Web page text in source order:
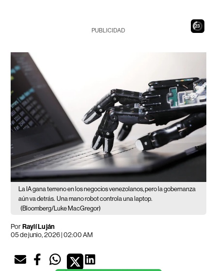
21
PUBLICIDAD
La IA gana terreno en los negocios venezolanos, pero la gobernanza
aún va detrás. Una mano robot controla una laptop.
(Bloomberg/Luke MacGregor)
PorRaylí Luján
05 de junio, 2026 | 02:00 AM